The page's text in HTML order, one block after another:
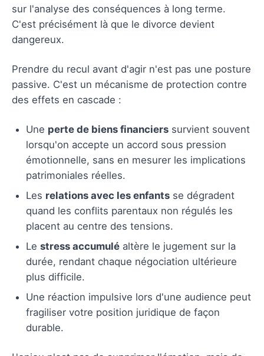
sur l'analyse des conséquences à long terme.
C'est précisément là que le divorce devient
dangereux.
Prendre du recul avant d'agir n'est pas une posture
passive. C'est un mécanisme de protection contre
des effets en cascade :
Une perte de biens financiers survient souvent
lorsqu'on accepte un accord sous pression
émotionnelle, sans en mesurer les implications
patrimoniales réelles.
Les relations avec les enfants se dégradent
quand les conflits parentaux non régulés les
placent au centre des tensions.
Le stress accumulé altère le jugement sur la
durée, rendant chaque négociation ultérieure
plus difficile.
Une réaction impulsive lors d'une audience peut
fragiliser votre position juridique de façon
durable.